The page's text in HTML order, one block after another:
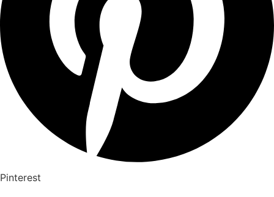
Pinterest